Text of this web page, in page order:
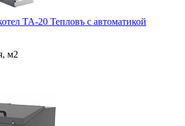
ТА-20 Тепловъ с автоматикой
м2